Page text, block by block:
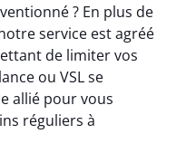
? En plus de
service est agréé
de limiter vos
ou VSL se
allié pour vous
réguliers à